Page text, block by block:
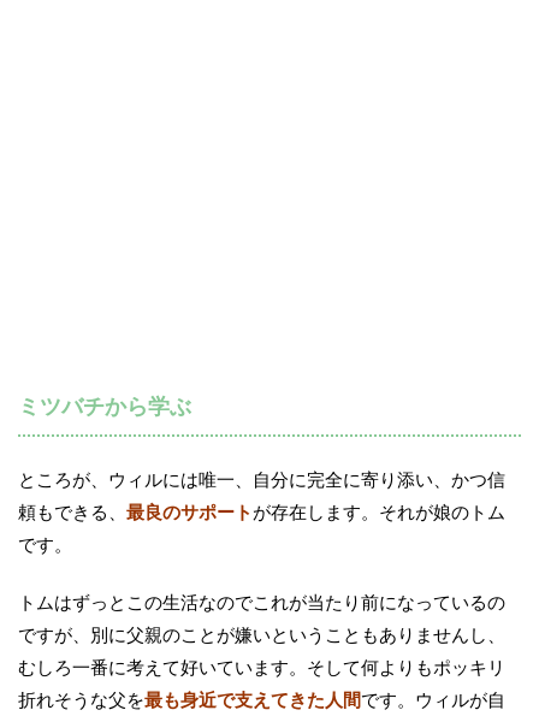
ミツバチから学ぶ
ところが、ウィルには唯一、自分に完全に寄り添い、かつ信
頼もできる、 最良のサポート が存在します。それが娘のトム
です。
トムはずっとこの生活なのでこれが当たり前になっているの
ですが、別に父親のことが嫌いということもありませんし、
むしろ一番に考えて好いています。そして何よりもポッキリ
折れそうな父を最も身近で支えてきた人間です。ウィルが自